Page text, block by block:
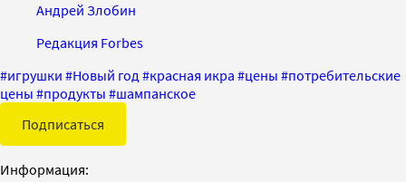
Андрей Злобин
Редакция Forbes
#игрушки #Новый год#красная икра #цены #потребительские
цены #продукты #шампанское
Подписаться
Информация: